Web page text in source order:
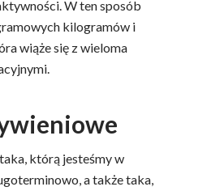
W ten sposób
kilogramów i
wiąże się z wieloma
którą jesteśmy w
a także taka,